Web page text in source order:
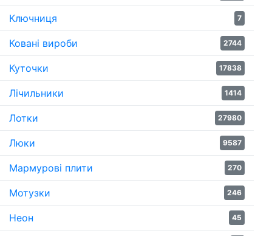
Ключниця 7
Ковані вироби 2744
Куточки 17838
Лічильники 1414
Лотки 27980
Люки 9587
Мармурові плити 270
Мотузки 246
Неон 45